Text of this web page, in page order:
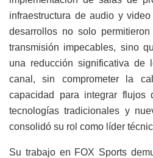
infraestructura de audio y
desarrollos no solo
transmisión impecables, sino
una reducción significativa de
canal, sin comprometer la
capacidad para integrar flujos
tecnologías tradicionales y
consolidó su rol como líder
Su trabajo en FOX Sports